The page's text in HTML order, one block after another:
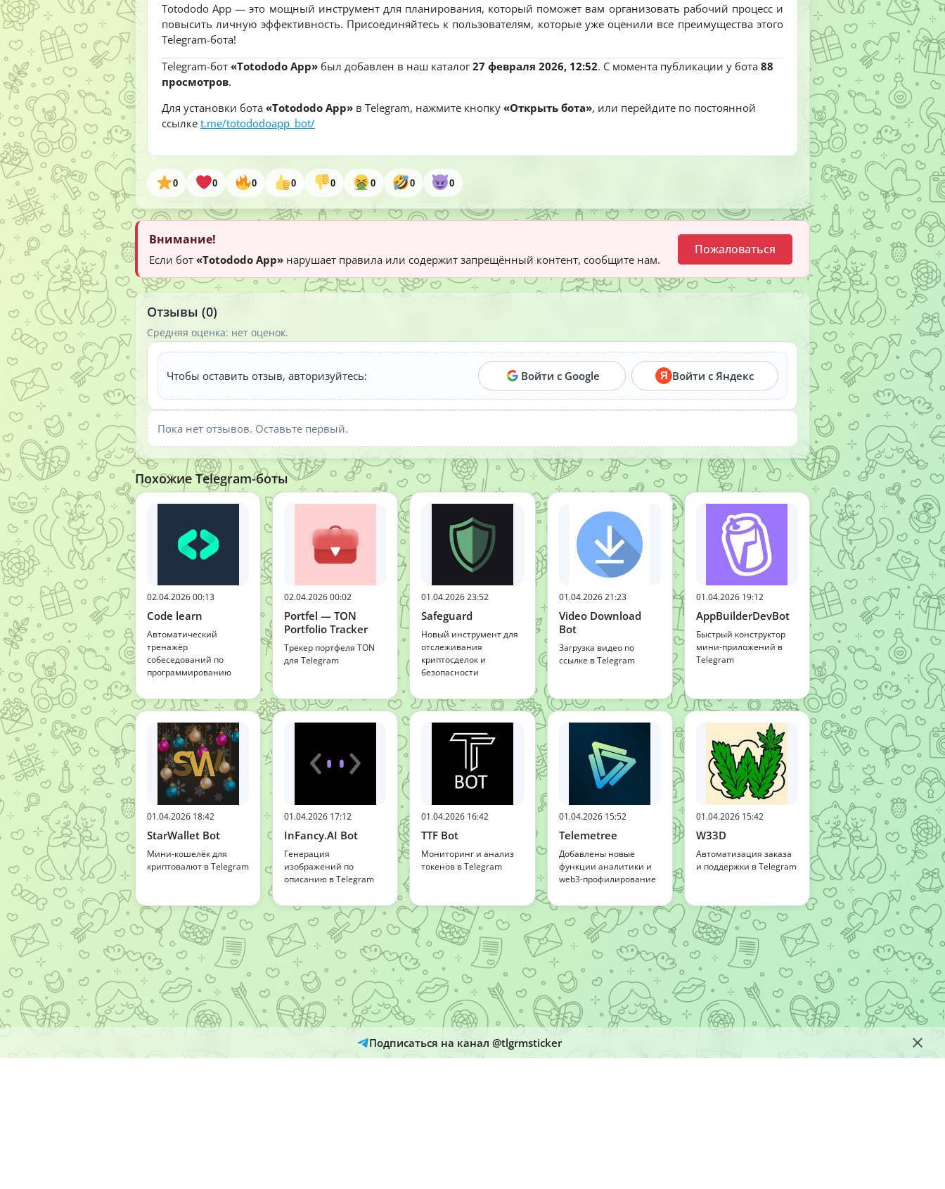
Totododo App — это мощный инструмент для планирования, который поможет вам организовать рабочий процесс и
повысить личную эффективность. Присоединяйтесь к пользователям, которые уже оценили все преимущества этого
Telegram-бота!
Telegram-бот «Totododo App» был добавлен в наш каталог27 февраля 2026, 12:52. С момента публикации у бота 88
просмотров.
Для установки бота «Totododo App» в Telegram, нажмите кнопку «Открыть бота», или перейдите по постоянной
ссылке t.me/totododoapp_bot/
0 0 0 0 0 0 0 0
Внимание!
Если бот «Totododo App» нарушает правила или содержит запрещённый контент, сообщите нам.
Пожаловаться
Отзывы (0)
Средняя оценка: нет оценок.
Чтобы оставить отзыв, авторизуйтесь: Войти с Google Я Войти с Яндекс
Пока нет отзывов. Оставьте первый.
Похожие Telegram-боты
02.04.2026 00:13
Code learn
Автоматический
тренажёр
собеседований по
программированию
02.04.2026 00:02
Portfel — TON
Portfolio Tracker
Трекер портфеля TON
для Telegram
01.04.2026 23:52
Safeguard
Новый инструмент для
отслеживания
криптосделок и
безопасности
01.04.2026 21:23
Video Download
Bot
Загрузка видео по
ссылке в Telegram
01.04.2026 19:12
AppBuilderDevBot
Быстрый конструктор
мини-приложений в
Telegram
01.04.2026 18:42
StarWallet Bot
Мини-кошелёк для
криптовалют в Telegram
01.04.2026 17:12
InFancy.AI Bot
Генерация
изображений по
описанию в Telegram
01.04.2026 16:42
TTF Bot
Мониторинг и анализ
токенов в Telegram
01.04.2026 15:52
Telemetree
Добавлены новые
функции аналитики и
web3-профилирование
01.04.2026 15:42
W33D
Автоматизация заказа
и поддержки в Telegram
Подписаться на канал @tlgrmsticker